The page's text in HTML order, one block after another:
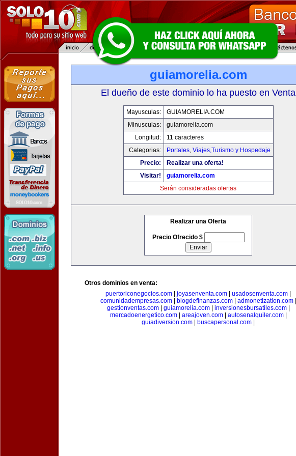
guiamorelia.com
El dueño de este dominio lo ha puesto en Venta
Mayusculas:
GUIAMORELIA.COM
Minusculas:
guiamorelia.com
Longitud:
11 caracteres
Categorias:
Portales, Viajes,Turismo y Hospedaje
Precio:
Realizar una oferta!
Visitar!
guiamorelia.com
Serán consideradas ofertas
Realizar una Oferta
Precio Ofrecido $
Otros dominios en venta:
puertoriconegocios.com
joyasenventa.com usadosenventa.com
comunidadempresas.com| blogdefinanzas.com| admonetization.com|
gestionventas.com| guiamorelia.com| inversionesbursatiles.com|
mercadoenergetico.com| areajoven.com| autosenalquiler.com|
guiadiversion.com
buscapersonal.com